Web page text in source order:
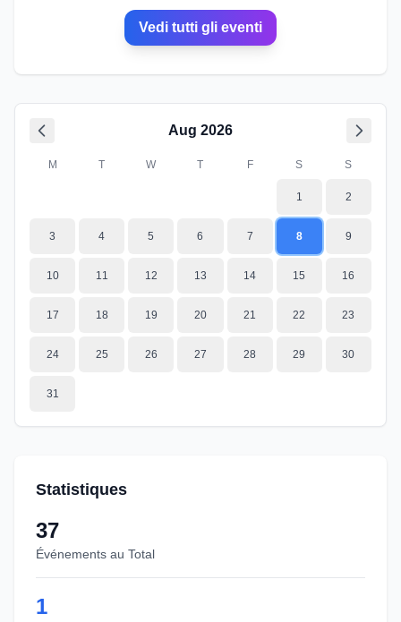
Vedi tutti gli eventi
Aug 2026
M T W T F S S
1 2
3 4 5 6 7 8 9
10 11 12 13 14 15 16
17 18 19 20 21 22 23
24 25 26 27 28 29 30
31
Statistiques
37
Événements au Total
1